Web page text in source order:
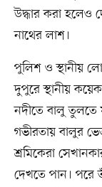
উদ্ধার করা হলেও
নাথের লাশ।
পুলিশ ও স্থানীয়
দুপুরে স্থানীয়
নদীতে বালু তুলতে
গভীরতায় বালুর
শ্রমিকেরা
দেখতে পান। পরে